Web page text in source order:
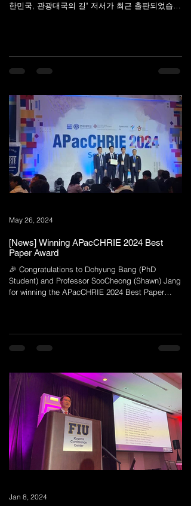
한민국, 관광대국의 길" 저서가 최근 출판되었습니
[News] Winning APacCHRIE 2024 Best
Paper Award
🎉 Congratulations to Dohyung Bang (PhD
Student) and Professor SooCheong (Shawn) Jang
for winning the APacCHRIE 2024 Best Paper
May 26, 2024
Jan 8, 2024